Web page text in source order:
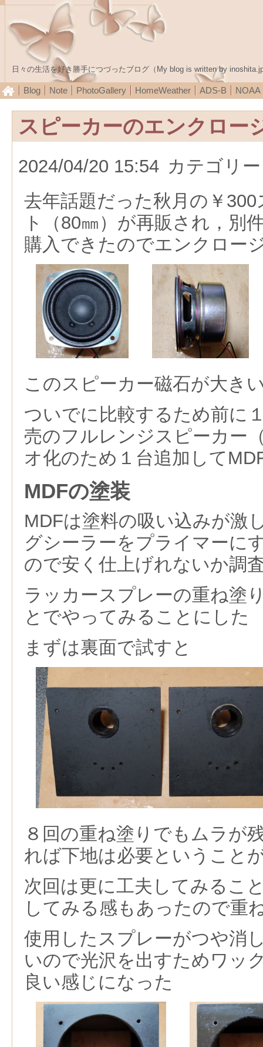
日々の生活を好き勝手につづったブログ（My blog is written by
Blog Note PhotoGallery HomeWeather ADS-B NOAA
スピーカーのエンクロー
2024/04/20 15:54 カテゴリ
去年話題だった秋月の￥
ト（80㎜）が再販され，別
購入できたのでエンクロー
このスピーカー磁石が大き
ついでに比較するため前に
売のフルレンジスピーカー
オ化のため１台追加して
MDFの塗装
MDFは塗料の吸い込みが激
グシーラーをプライマーに
ので安く仕上げれないか調
ラッカースプレーの重ね塗
とでやってみることにした
まずは裏面で試すと
８回の重ね塗りでもムラが
れば下地は必要ということ
次回は更に工夫してみるこ
してみる感もあったので重
使用したスプレーがつや消
いので光沢を出すためワッ
良い感じになった